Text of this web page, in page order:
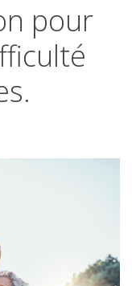
pour